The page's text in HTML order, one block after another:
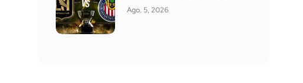
Ago. 5, 2026